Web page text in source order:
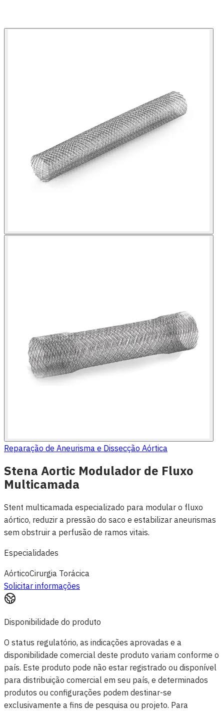
Reparação de Aneurisma e Dissecção Aórtica
Stena Aortic Modulador de Fluxo
Multicamada
Stent multicamada especializado para modular o fluxo
aórtico, reduzir a pressão do saco e estabilizar aneurismas
sem obstruir a perfusão de ramos vitais.
Especialidades
AórticoCirurgia Torácica
Solicitar informações
Disponibilidade do produto
O status regulatório, as indicações aprovadas e a
disponibilidade comercial deste produto variam conforme o
país. Este produto pode não estar registrado ou disponível
para distribuição comercial em seu país, e determinados
produtos ou configurações podem destinar-se
exclusivamente a fins de pesquisa ou projeto. Para